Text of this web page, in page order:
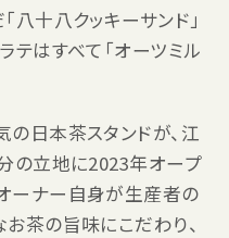
八十八クッキーサンド」
テはすべて「オーツミル
日本茶スタンドが、江
の立地に2023年オープ
ーナー自身が生産者の
茶の旨味にこだわり、